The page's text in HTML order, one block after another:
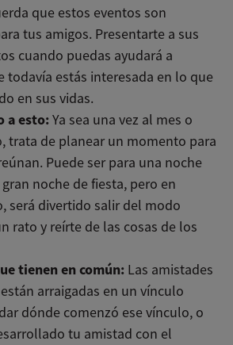
que estos eventos son
tus amigos. Presentarte a sus
cuando puedas ayudará a
todavía estás interesada en lo que
en sus vidas.
a esto: Ya sea una vez al mes o
trata de planear un momento para
Puede ser para una noche
noche de fiesta, pero en
será divertido salir del modo
rato y reírte de las cosas de los
tienen en común: Las amistades
arraigadas en un vínculo
dónde comenzó ese vínculo, o
tu amistad con el